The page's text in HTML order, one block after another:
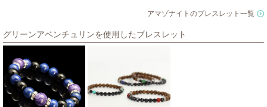
アマゾナイトのブレスレット一覧
グリーンアベンチュリンを使用したブレスレット